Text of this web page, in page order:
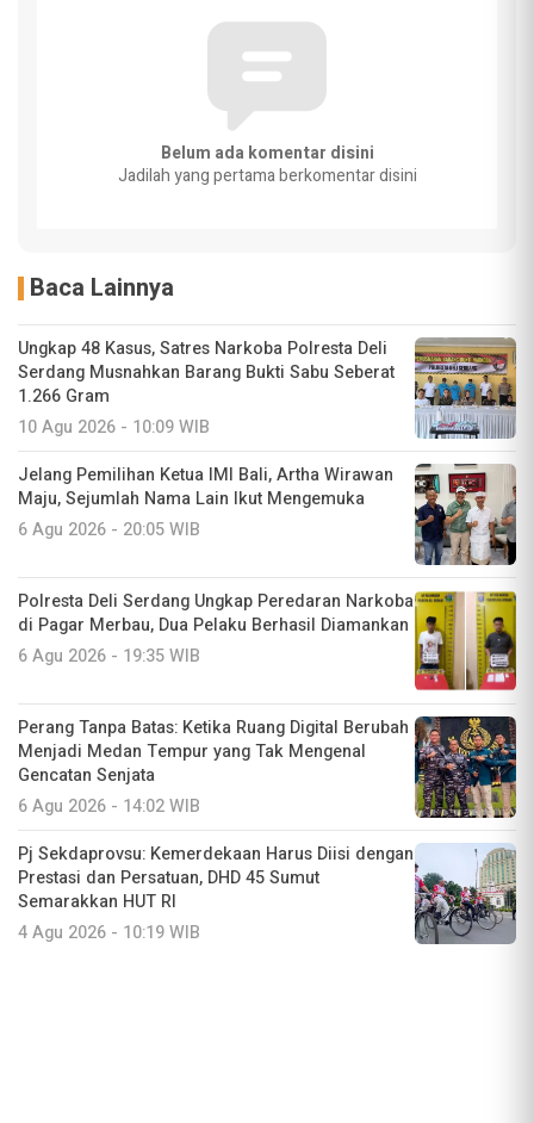
Belum ada komentar disini
Jadilah yang pertama berkomentar disini
Baca Lainnya
Ungkap 48 Kasus, Satres Narkoba Polresta Deli
Serdang Musnahkan Barang Bukti Sabu Seberat
1.266 Gram
10 Agu 2026 - 10:09 WIB
Jelang Pemilihan Ketua IMI Bali, Artha Wirawan
Maju, Sejumlah Nama Lain Ikut Mengemuka
6 Agu 2026 - 20:05 WIB
Polresta Deli Serdang Ungkap Peredaran Narkoba
di Pagar Merbau, Dua Pelaku Berhasil Diamankan
6 Agu 2026 - 19:35 WIB
Perang Tanpa Batas: Ketika Ruang Digital Berubah
Menjadi Medan Tempur yang Tak Mengenal
Gencatan Senjata
6 Agu 2026 - 14:02 WIB
Pj Sekdaprovsu: Kemerdekaan Harus Diisi dengan
Prestasi dan Persatuan, DHD 45 Sumut
Semarakkan HUT RI
4 Agu 2026 - 10:19 WIB